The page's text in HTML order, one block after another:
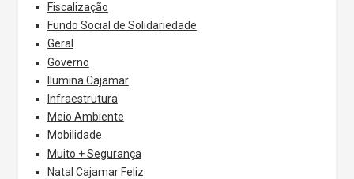
Fiscalização
Fundo Social de Solidariedade
Geral
Governo
Ilumina Cajamar
Infraestrutura
Meio Ambiente
Mobilidade
Muito + Segurança
Natal Cajamar Feliz